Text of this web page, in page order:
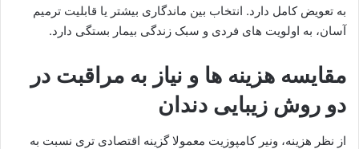
به تعویض کامل دارد. انتخاب بین ماندگاری بیشتر یا قابلیت ترمیم
آسان، به اولویت های فردی و سبک زندگی بیمار بستگی دارد.
مقایسه هزینه ها و نیاز به مراقبت در
دو روش زیبایی دندان
از نظر هزینه، ونیر کامپوزیت معمولا گزینه اقتصادی تری نسبت به